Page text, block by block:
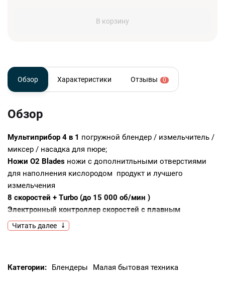
В корзину
Обзор Характеристики Отзывы 0
Обзор
Мультиприбор 4 в 1 погружной блендер / измельчитель /
миксер / насадка для пюре;
Ножи O2 Blades ножи с дополнитльными отверстиями
для наполнения кислородом продукт и лучшего
измельчения
8 скоростей + Turbo (до 15 000 об/мин )
Электронный контроллер скоростей с плавным
переключением
Технология Silence Balance (менее 72 дБ)
Дисплей с индикацией текущей скорости работы
Читать далее
Категории: Блендеры Малая бытовая техника